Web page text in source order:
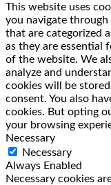
This website uses
you navigate
that are categorized
as they are essential
of the website. We
analyze and
cookies will be
consent. You also
cookies. But opting
your browsing
Necessary
Necessary
Always Enabled
Necessary cookies